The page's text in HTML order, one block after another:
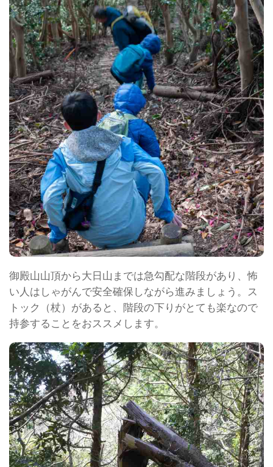
御殿山山頂から大日山までは急勾配な階段があり、怖
い人はしゃがんで安全確保しながら進みましょう。ス
トック（杖）があると、階段の下りがとても楽なので
持参することをおススメします。